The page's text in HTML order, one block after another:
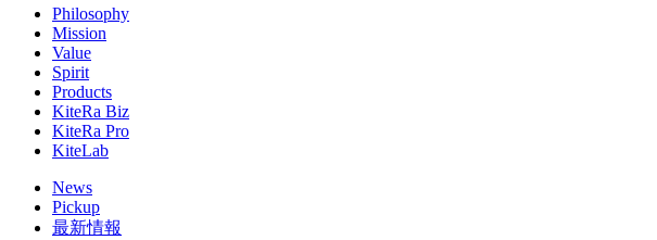
Philosophy
Mission
Value
Spirit
Products
KiteRa Biz
KiteRa Pro
KiteLab
News
Pickup
最新情報